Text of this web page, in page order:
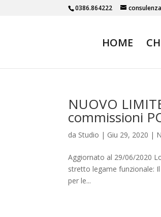
0386.864222
HOME
NUOVO
commissioni
da Studio | Giu 29, 2020 |
Aggiornato al 29/06/2020
stretto legame funzionale:
per le...